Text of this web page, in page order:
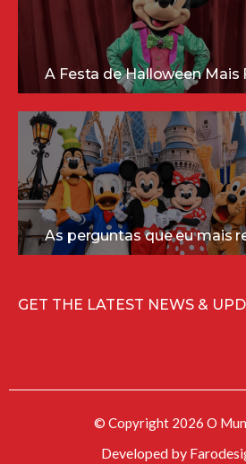
GET THE LATEST NEWS &
© Copyright 2026 O
Developed by